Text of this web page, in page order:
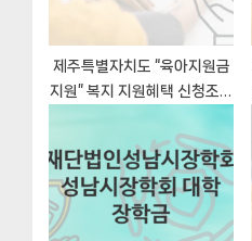
제주특별자치도 “육아지원금
지원” 복지 지원혜택 신청조건